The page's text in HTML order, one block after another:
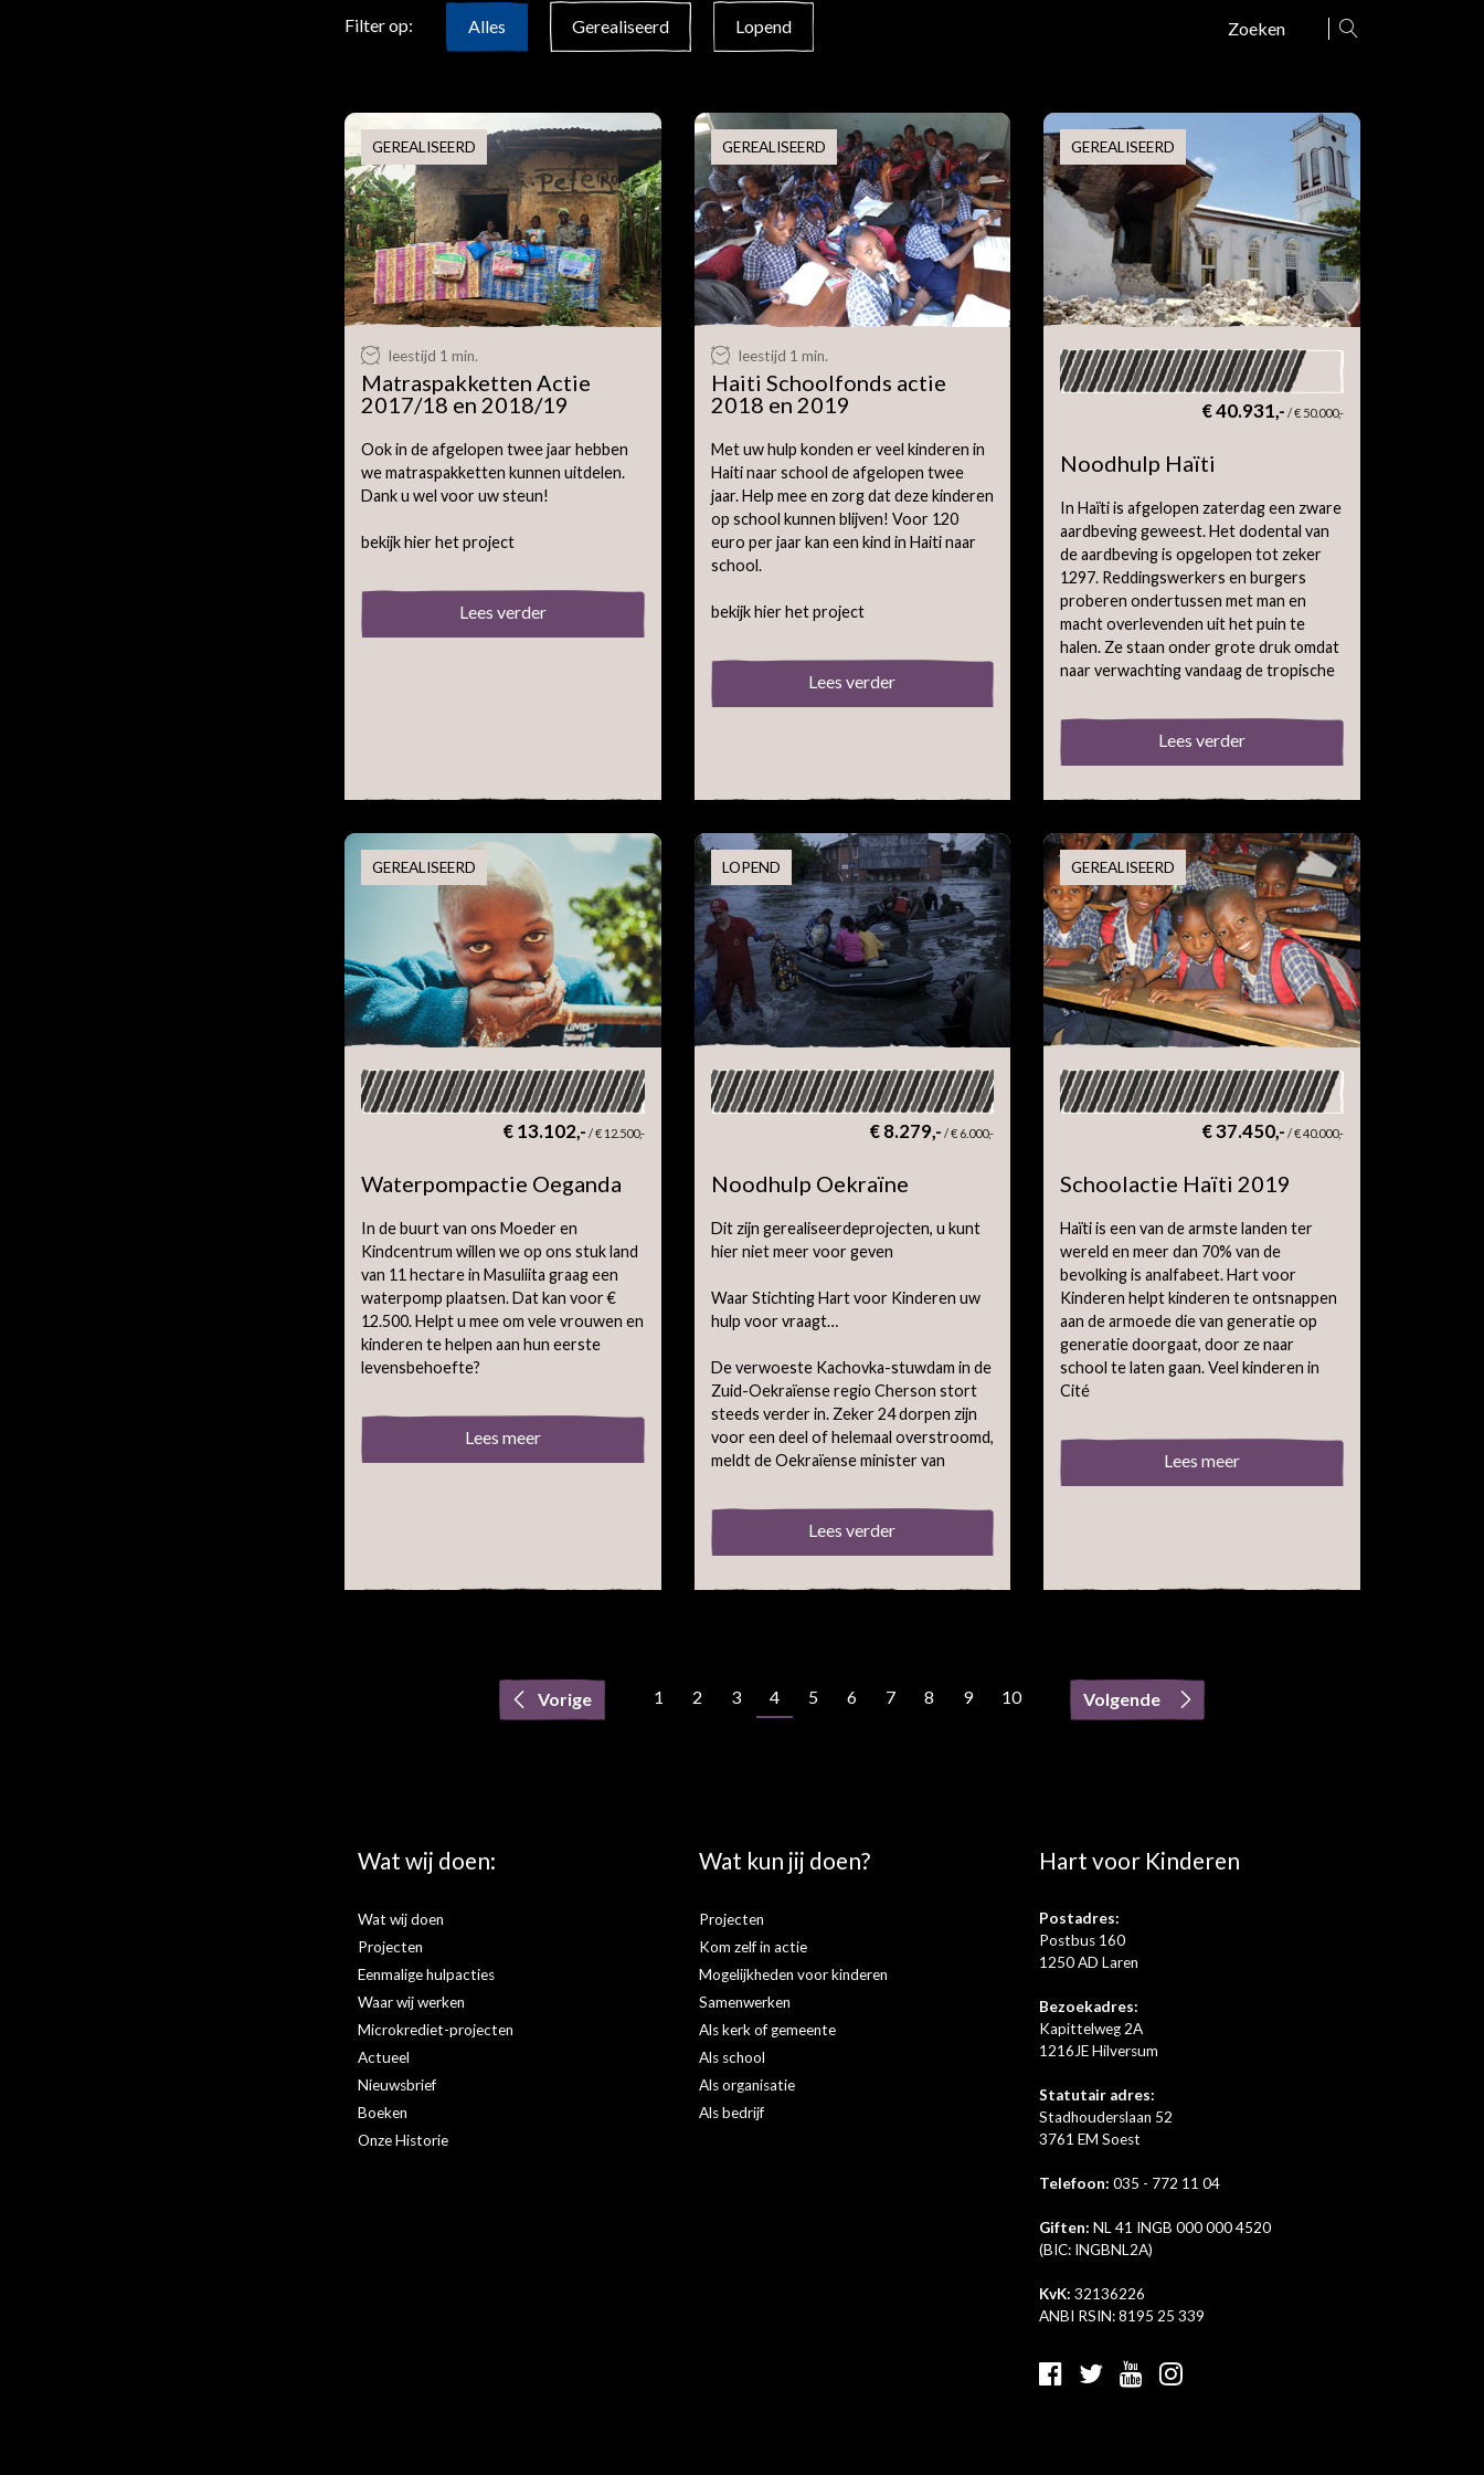
Filter op: Alles Gerealiseerd Lopend Zoeken
Matraspakketten Actie
2017/18 en 2018/19
leestijd 1 min.
GEREALISEERD
Ook in de afgelopen twee jaar hebben
we matraspakketten kunnen uitdelen.
Dank u wel voor uw steun!
bekijk hier het project
Lees verder
Haiti Schoolfonds actie
2018 en 2019
leestijd 1 min.
GEREALISEERD
Met uw hulp konden er veel kinderen in
Haiti naar school de afgelopen twee
jaar. Help mee en zorg dat deze kinderen
op school kunnen blijven! Voor 120
euro per jaar kan een kind in Haiti naar
school.
bekijk hier het project
Lees verder
€ 40.931,- /€ 50.000,-
Noodhulp Haïti
GEREALISEERD
In Haïti is afgelopen zaterdag een zware
aardbeving geweest. Het dodental van
de aardbeving is opgelopen tot zeker
1297. Reddingswerkers en burgers
proberen ondertussen met man en
macht overlevenden uit het puin te
halen. Ze staan onder grote druk omdat
naar verwachting vandaag de tropische
Lees verder
€ 13.102,- /€ 12.500,-
Waterpompactie Oeganda
GEREALISEERD
In de buurt van ons Moeder en
Kindcentrum willen we op ons stuk land
van 11 hectare in Masuliita graag een
waterpomp plaatsen. Dat kan voor €
12.500. Helpt u mee om vele vrouwen en
kinderen te helpen aan hun eerste
levensbehoefte?
Lees meer
€ 8.279,- /€ 6.000,-
Noodhulp Oekraïne
LOPEND
Dit zijn gerealiseerdeprojecten, u kunt
hier niet meer voor geven
Waar Stichting Hart voor Kinderen uw
hulp voor vraagt…
De verwoeste Kachovka-stuwdam in de
Zuid-Oekraïense regio Cherson stort
steeds verder in. Zeker 24 dorpen zijn
voor een deel of helemaal overstroomd,
meldt de Oekraïense minister van
Lees verder
€ 37.450,- /€ 40.000,-
Schoolactie Haïti 2019
GEREALISEERD
Haïti is een van de armste landen ter
wereld en meer dan 70% van de
bevolking is analfabeet. Hart voor
Kinderen helpt kinderen te ontsnappen
aan de armoede die van generatie op
generatie doorgaat, door ze naar
school te laten gaan. Veel kinderen in
Cité
Lees meer
1 2 3 4 5 6 7 8 9 10
Wat wij doen:
Wat wij doen
Projecten
Eenmalige hulpacties
Waar wij werken
Microkrediet-projecten
Actueel
Nieuwsbrief
Boeken
Onze Historie
Wat kun jij doen?
Projecten
Kom zelf in actie
Mogelijkheden voor kinderen
Samenwerken
Als kerk of gemeente
Als school
Als organisatie
Als bedrijf
Hart voor Kinderen
Postadres:
Postbus 160
1250 AD Laren
Bezoekadres:
Kapittelweg 2A
1216JE Hilversum
Statutair adres:
Stadhouderslaan 52
3761 EM Soest
Telefoon: 035 - 772 11 04
Giften:NL 41 INGB 000 000 4520
(BIC: INGBNL2A)
KvK: 32136226
ANBI RSIN: 8195 25 339